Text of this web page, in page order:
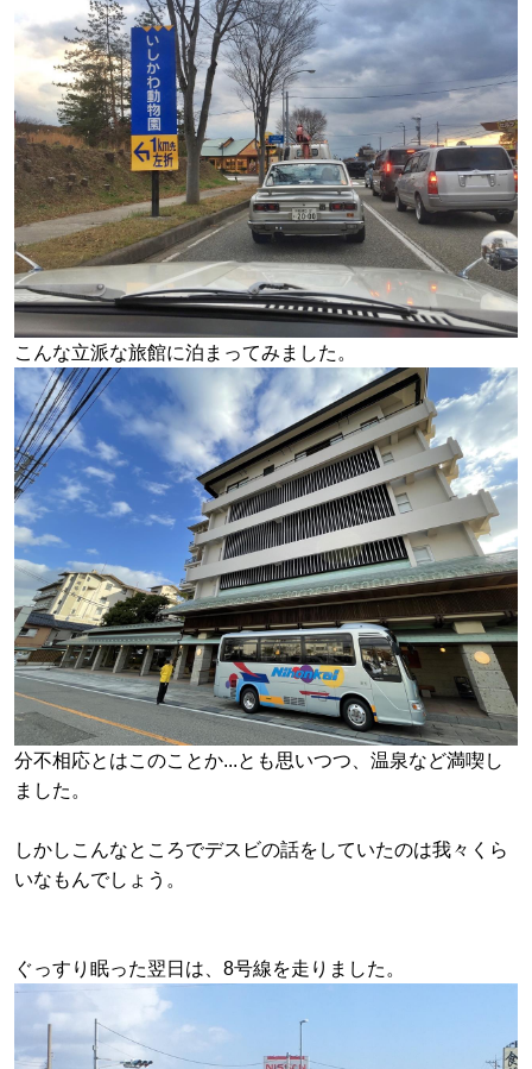
こんな立派な旅館に泊まってみました。
分不相応とはこのことか...とも思いつつ、温泉など満喫し
ました。
しかしこんなところでデスビの話をしていたのは我々くら
いなもんでしょう。
ぐっすり眠った翌日は、8号線を走りました。